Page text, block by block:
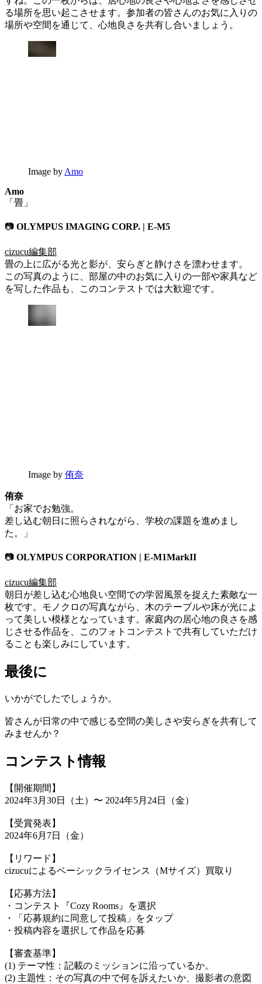
る場所を思い起こさせます。参加者の皆さんのお気に入りの
場所や空間を通じて、心地良さを共有し合いましょう。
Image by Amo
Amo
「畳」
📷 OLYMPUS IMAGING CORP. | E-M5
cizucu編集部
畳の上に広がる光と影が、安らぎと静けさを漂わせます。
この写真のように、部屋の中のお気に入りの一部や家具など
を写した作品も、このコンテストでは大歓迎です。
Image by 侑奈
侑奈
「お家でお勉強。
差し込む朝日に照らされながら、学校の課題を進めまし
た。」
📷 OLYMPUS CORPORATION | E-M1MarkII
cizucu編集部
朝日が差し込む心地良い空間での学習風景を捉えた素敵な一
枚です。モノクロの写真ながら、木のテーブルや床が光によ
って美しい模様となっています。家庭内の居心地の良さを感
じさせる作品を、このフォトコンテストで共有していただけ
ることも楽しみにしています。
最後に
いかがでしたでしょうか。
皆さんが日常の中で感じる空間の美しさや安らぎを共有して
みませんか？
コンテスト情報
【開催期間】
2024年3月30日（土）〜 2024年5月24日（金）
【受賞発表】
2024年6月7日（金）
【リワード】
cizucuによるベーシックライセンス（Mサイズ）買取り
【応募方法】
・コンテスト『Cozy Rooms』を選択
・「応募規約に同意して投稿」をタップ
・投稿内容を選択して作品を応募
【審査基準】
(1) テーマ性：記載のミッションに沿っているか。
(2) 主題性：その写真の中で何を訴えたいか、撮影者の意図